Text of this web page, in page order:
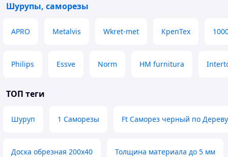
Шурупы, саморезы
APRO Metalvis Wkret-met КрепТех
Philips Essve Norm HM furnitura
ТОП теги
Шуруп 1 Саморезы Ft Саморез черный по Дереву
Доска обрезная 200х40 Толщина материала до 5 мм